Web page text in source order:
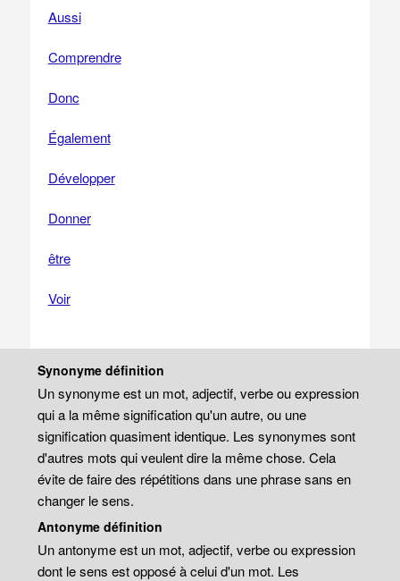
Aussi
Comprendre
Donc
Également
Développer
Donner
être
Voir
Synonyme définition
Un synonyme est un mot, adjectif, verbe ou expression
qui a la même signification qu'un autre, ou une
signification quasiment identique. Les synonymes sont
d'autres mots qui veulent dire la même chose. Cela
évite de faire des répétitions dans une phrase sans en
changer le sens.
Antonyme définition
Un antonyme est un mot, adjectif, verbe ou expression
dont le sens est opposé à celui d'un mot. Les